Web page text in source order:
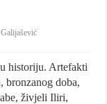
historiju. Artefakti
bronzanog doba,
živjeli Iliri,